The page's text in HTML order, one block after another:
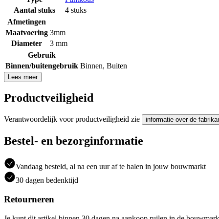
Aantal stuks
4 stuks
Afmetingen
Maatvoering 3mm
Diameter
3 mm
Gebruik
Binnen/buitengebruik Binnen, Buiten
Lees meer
Productveiligheid
Verantwoordelijk voor productveiligheid zie informatie over de
Bestel- en bezorginformatie
Vandaag besteld, al na een uur af te halen in jouw bouwmarkt
30 dagen bedenktijd
Retourneren